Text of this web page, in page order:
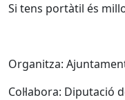
Si tens portàtil és
Organitza:
Col·labora: Diputació